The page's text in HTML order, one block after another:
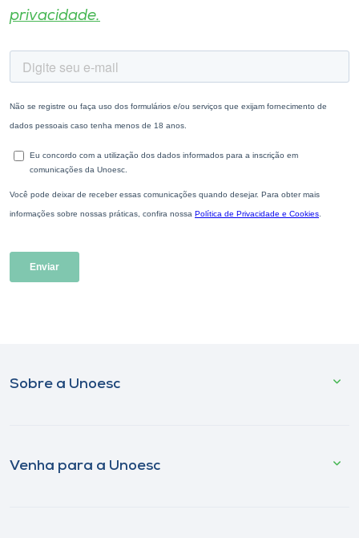
privacidade.
Sobre a Unoesc
Venha para a Unoesc